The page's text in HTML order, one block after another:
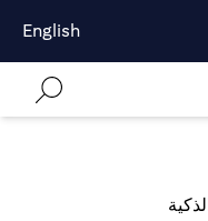
English